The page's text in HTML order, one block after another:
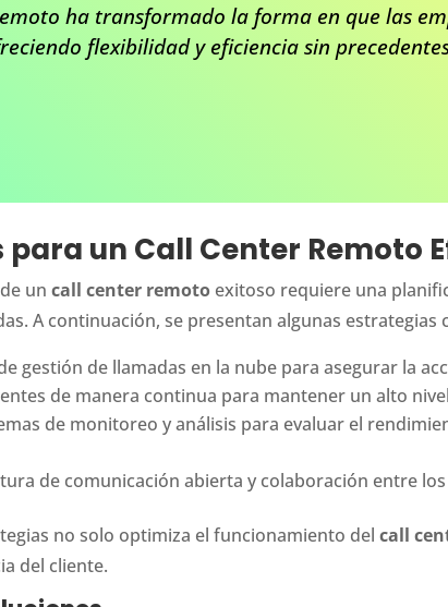
ha transformado la forma en que las
flexibilidad y eficiencia sin
para un Call Center Remoto
uncall center remoto exitoso requiere una
A continuación, se presentan algunas estrategias
gestión de llamadas en la nube para asegurar la
de manera continua para mantener un alto
de monitoreo y análisis para evaluar el
de comunicación abierta y colaboración entre
no solo optimiza el funcionamiento delcall
del cliente.